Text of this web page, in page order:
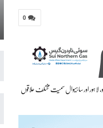
0
آباد، کراچی، دادو، لاہور اور ساہیوال سمیت مختلف علاقوں